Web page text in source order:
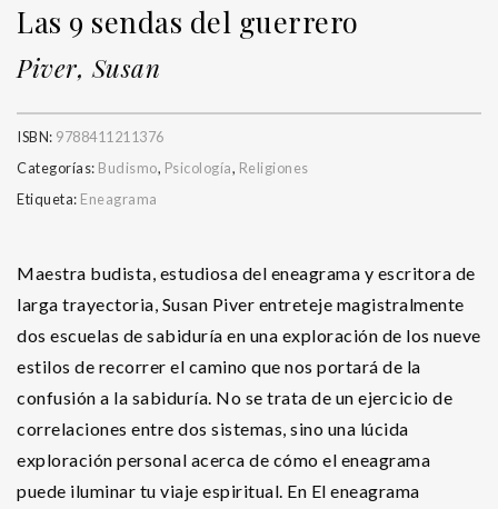
Las 9 sendas del guerrero
Piver, Susan
ISBN: 9788411211376
Categorías: Budismo, Psicología, Religiones
Etiqueta: Eneagrama
Maestra budista, estudiosa del eneagrama y escritora de
larga trayectoria, Susan Piver entreteje magistralmente
dos escuelas de sabiduría en una exploración de los nueve
estilos de recorrer el camino que nos portará de la
confusión a la sabiduría. No se trata de un ejercicio de
correlaciones entre dos sistemas, sino una lúcida
exploración personal acerca de cómo el eneagrama
puede iluminar tu viaje espiritual. En El eneagrama